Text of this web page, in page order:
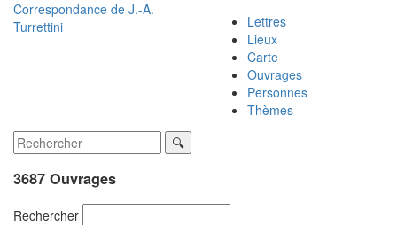
Correspondance de J.-A.
Turrettini
Lettres
Lieux
Carte
Ouvrages
Personnes
Thèmes
3687 Ouvrages
Rechercher